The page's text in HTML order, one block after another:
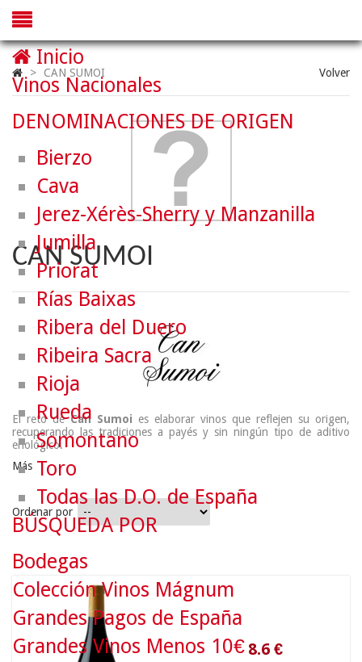
> CAN SUMOI Volver
CAN SUMOI
El reto deCan Sumoi es elaborar vinos que reflejen su origen,
recuperando las tradiciones a payés y sin ningún tipo de aditivo
enológico.
Más
Ordenar por
8.6
Inicio
Vinos Nacionales
DENOMINACIONES DE ORIGEN
Bierzo
Cava
Jerez-Xérès-Sherry y Manzanilla
Jumilla
Priorat
Rías Baixas
Ribera del Duero
Ribeira Sacra
Rioja
Rueda
Somontano
Toro
Todas las D.O. de España
BÚSQUEDA POR
Bodegas
Colección Vinos Mágnum
Grandes Pagos de España
Grandes Vinos Menos 10€